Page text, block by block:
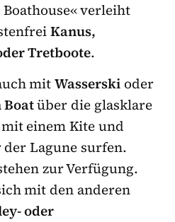
Boathouse« verleiht
Kanus,
Tretboote.
mitWasserski oder
Boatüber die glasklare
einem Kite und
Lagune surfen.
zur Verfügung.
mit den anderen
oder